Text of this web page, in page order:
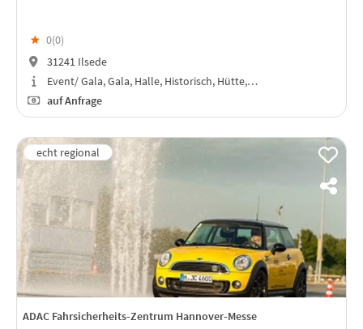
★ 0(0)
31241 Ilsede
Event/ Gala, Gala, Halle, Historisch, Hütte,…
auf Anfrage
ADAC Fahrsicherheits-Zentrum Hannover-Messe